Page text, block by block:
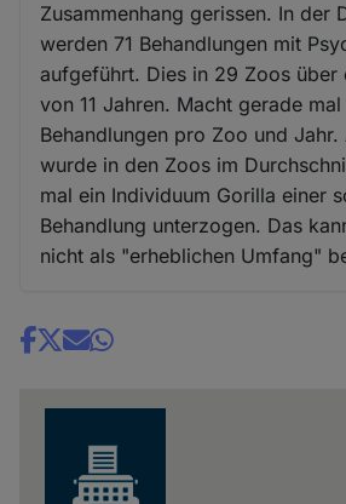
Zusammenhang gerissen. In der
werden 71 Behandlungen mit
aufgeführt. Dies in 29 Zoos über
von 11 Jahren. Macht gerade
Behandlungen pro Zoo und Jahr.
wurde in den Zoos im
mal ein Individuum Gorilla einer
Behandlung unterzogen. Das
nicht als "erheblichen Umfang"
Share